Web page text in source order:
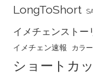
LongToShort
イメチェンストー
イメチェン速報 カラー
ショートカ